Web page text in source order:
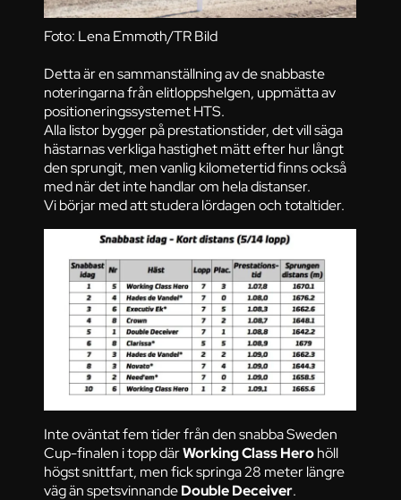
Foto: Lena Emmoth/TR Bild
Detta är en sammanställning av de snabbaste
noteringarna från elitloppshelgen, uppmätta av
positioneringssystemet HTS.
Alla listor bygger på prestationstider, det vill säga
hästarnas verkliga hastighet mätt efter hur långt
den sprungit, men vanlig kilometertid finns också
med när det inte handlar om hela distanser.
Vi börjar med att studera lördagen och totaltider.
Inte oväntat fem tider från den snabba Sweden
Cup-finalen i topp därWorking Class Herohöll
högst snittfart, men fick springa 28 meter längre
väg än spetsvinnandeDouble Deceiver.